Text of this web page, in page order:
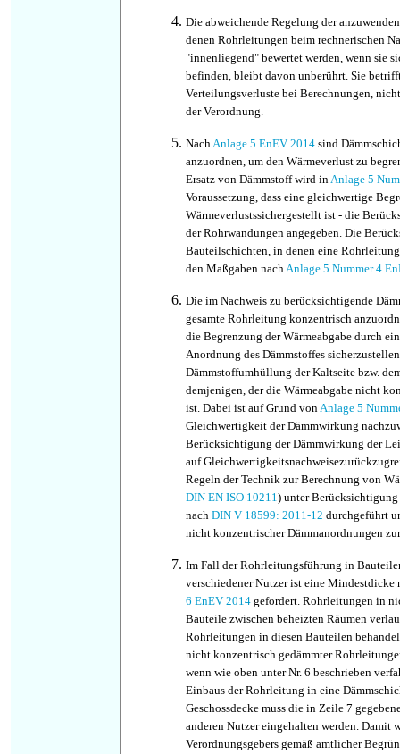
Die abweichende Regelung der
denen Rohrleitungen beim rechnerischen
"innenliegend" bewertet werden, wenn sie
befinden, bleibt davon unberührt. Sie
Verteilungsverluste bei Berechnungen,
der Verordnung.
NachAnlage 5 EnEV 2014 sind
anzuordnen, um den Wärmeverlust zu
Ersatz von Dämmstoff wird inAnlage 5
Voraussetzung, dass eine gleichwertige
Wärmeverlustssichergestellt ist - die
der Rohrwandungen angegeben. Die
Bauteilschichten, in denen eine
den Maßgaben nachAnlage 5 Nummer 4
Die im Nachweis zu berücksichtigende
gesamte Rohrleitung konzentrisch
die Begrenzung der Wärmeabgabe durch
Anordnung des Dämmstoffes
Dämmstoffumhüllung der Kaltseite bzw.
demjenigen, der die Wärmeabgabe nicht
ist. Dabei ist auf Grund vonAnlage 5
Gleichwertigkeit der Dämmwirkung
Berücksichtigung der Dämmwirkung der
auf
Regeln der Technik zur Berechnung von
DIN EN ISO 10211) unter Berücksichtigung
nach DIN V 18599: 2011-12 durchgeführt
nicht konzentrischer Dämmanordnungen
Im Fall der Rohrleitungsführung in
verschiedener Nutzer ist eine Mindestdicke
6 EnEV 2014 gefordert. Rohrleitungen in
Bauteile zwischen beheizten Räumen
Rohrleitungen in diesen Bauteilen
nicht konzentrisch gedämmter
wenn wie oben unter Nr. 6 beschrieben
Einbaus der Rohrleitung in eine
Geschossdecke muss die in Zeile 7
anderen Nutzer eingehalten werden. Damit
Verordnungsgebers gemäß amtlicher